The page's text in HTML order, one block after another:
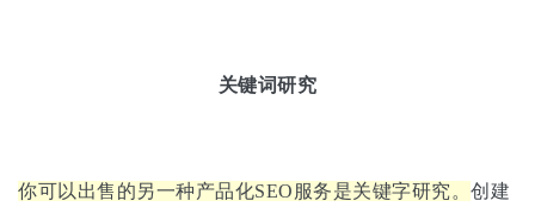
关键词研究
你可以出售的另一种产品化SEO服务是关键字研究。 创建